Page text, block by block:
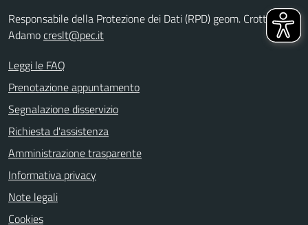
Responsabile della Protezione dei Dati (RPD) geom. Crotti
Adamocreslt@pec.it
Leggi le FAQ
Prenotazione appuntamento
Segnalazione disservizio
Richiesta d'assistenza
Amministrazione trasparente
Informativa privacy
Note legali
Cookies